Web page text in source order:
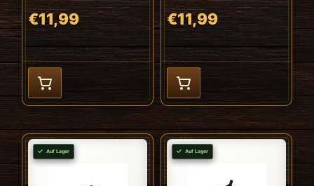
€11,99 €11,99
Auf Lager Auf Lager